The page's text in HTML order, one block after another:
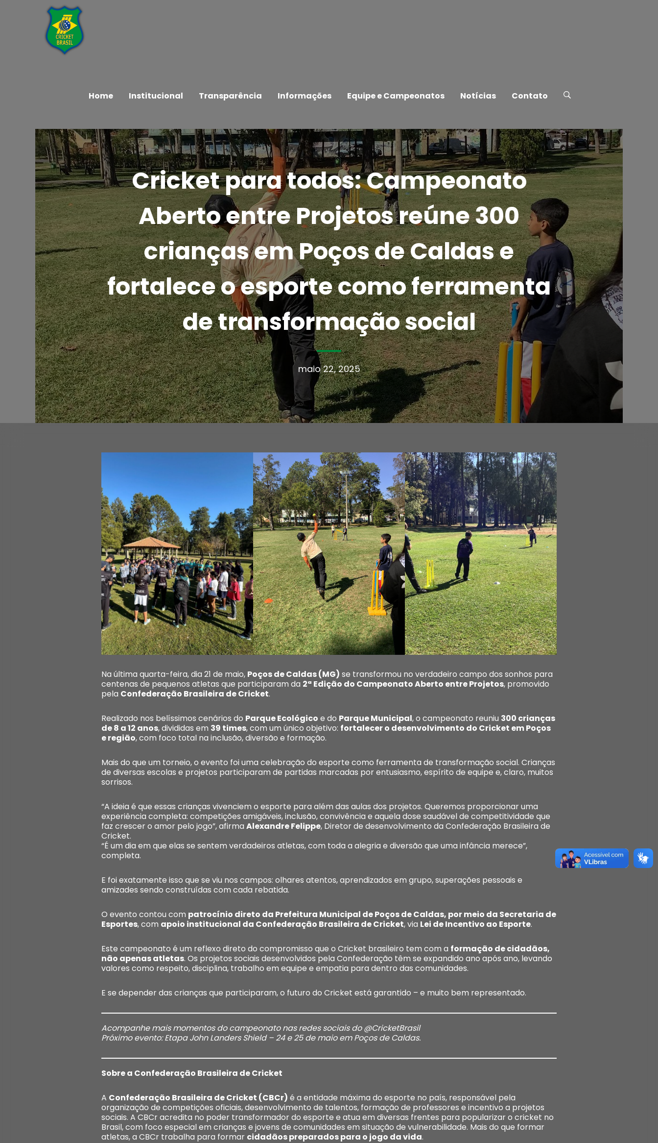
Home Institucional Transparência Informações Equipe e Campeonatos Notícias Contato
Cricket para todos: Campeonato
Aberto entre Projetos reúne 300
crianças em Poços de Caldas e
fortalece o esporte como ferramenta
de transformação social
maio 22, 2025
Na última quarta-feira, dia 21 de maio, Poços de Caldas (MG) se transformou no verdadeiro campo dos sonhos para
centenas de pequenos atletas que participaram da 2ª Edição do Campeonato Aberto entre Projetos, promovido
pela Confederação Brasileira de Cricket.
Realizado nos belíssimos cenários do Parque Ecológico e do Parque Municipal, o campeonato reuniu 300 crianças
de 8 a 12 anos, divididas em 39 times, com um único objetivo: fortalecer o desenvolvimento do Cricket em Poços
e região, com foco total na inclusão, diversão e formação.
Mais do que um torneio, o evento foi uma celebração do esporte como ferramenta de transformação social. Crianças
de diversas escolas e projetos participaram de partidas marcadas por entusiasmo, espírito de equipe e, claro, muitos
sorrisos.
“A ideia é que essas crianças vivenciem o esporte para além das aulas dos projetos. Queremos proporcionar uma
experiência completa: competições amigáveis, inclusão, convivência e aquela dose saudável de competitividade que
faz crescer o amor pelo jogo”, afirma Alexandre Felippe, Diretor de desenvolvimento da Confederação Brasileira de
Cricket.
“É um dia em que elas se sentem verdadeiros atletas, com toda a alegria e diversão que uma infância merece”,
completa.
E foi exatamente isso que se viu nos campos: olhares atentos, aprendizados em grupo, superações pessoais e
amizades sendo construídas com cada rebatida.
O evento contou com patrocínio direto da Prefeitura Municipal de Poços de Caldas, por meio da Secretaria de
Esportes, com apoio institucional da Confederação Brasileira de Cricket, via Lei de Incentivo ao Esporte.
Este campeonato é um reflexo direto do compromisso que o Cricket brasileiro tem com a formação de cidadãos,
não apenas atletas. Os projetos sociais desenvolvidos pela Confederação têm se expandido ano após ano, levando
valores como respeito, disciplina, trabalho em equipe e empatia para dentro das comunidades.
E se depender das crianças que participaram, o futuro do Cricket está garantido – e muito bem representado.
Acompanhe mais momentos do campeonato nas redes sociais do @CricketBrasil
Próximo evento: Etapa John Landers Shield – 24 e 25 de maio em Poços de Caldas.
Sobre a Confederação Brasileira de Cricket
A Confederação Brasileira de Cricket (CBCr) é a entidade máxima do esporte no país, responsável pela
organização de competições oficiais, desenvolvimento de talentos, formação de professores e incentivo a projetos
sociais. A CBCr acredita no poder transformador do esporte e atua em diversas frentes para popularizar o cricket no
Brasil, com foco especial em crianças e jovens de comunidades em situação de vulnerabilidade. Mais do que formar
atletas, a CBCr trabalha para formar cidadãos preparados para o jogo da vida.